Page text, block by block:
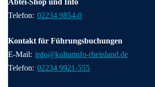
Telefon: 02234 9854-0
Kontakt für Führungsbuchungen
E-Mail: info@kulturinfo-rheinland.de
Telefon: 02234 9921-555